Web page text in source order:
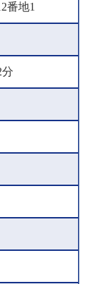
番地1